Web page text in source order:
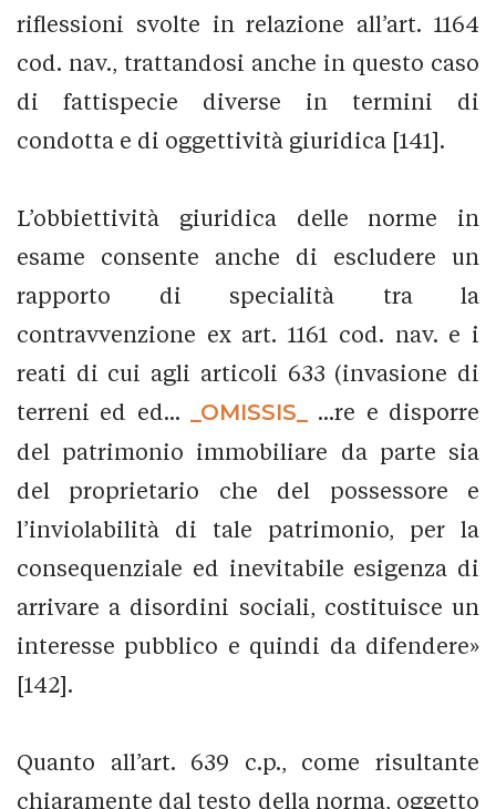
riflessioni svolte in relazione all’art. 1164
cod. nav., trattandosi anche in questo caso
di fattispecie diverse in termini di
condotta e di oggettività giuridica [141].
L’obbiettività giuridica delle norme in
esame consente anche di escludere un
rapporto di specialità tra la
contravvenzione ex art. 1161 cod. nav. e i
reati di cui agli articoli 633 (invasione di
terreni ed ed...
_OMISSIS_
...re e disporre
del patrimonio immobiliare da parte sia
del proprietario che del possessore e
l’inviolabilità di tale patrimonio, per la
consequenziale ed inevitabile esigenza di
arrivare a disordini sociali, costituisce un
interesse pubblico e quindi da difendere»
[142].
Quanto all’art. 639 c.p., come risultante
chiaramente dal testo della norma, oggetto